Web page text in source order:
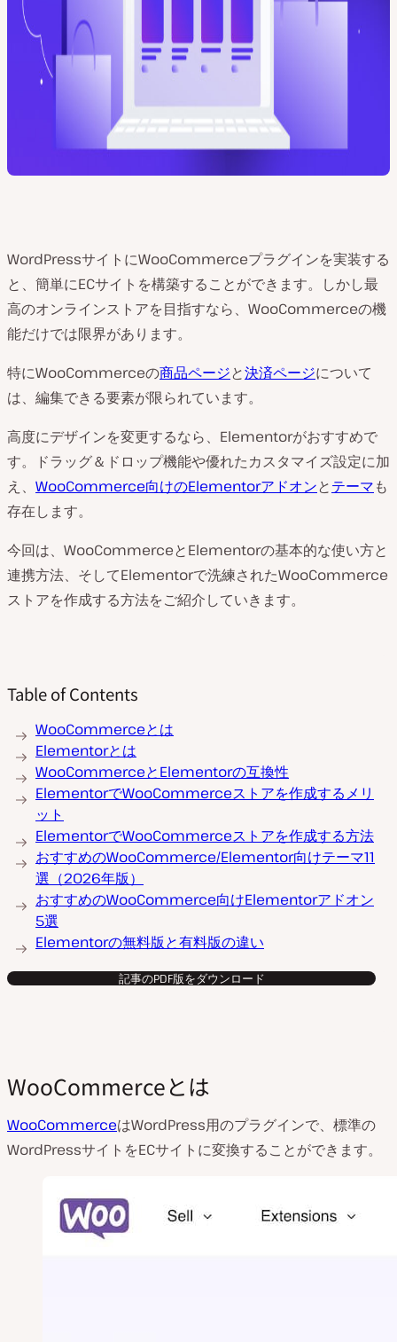
WordPressサイトにWooCommerceプラグインを実装する
と、簡単にECサイトを構築することができます。しかし最
高のオンラインストアを目指すなら、WooCommerceの機
能だけでは限界があります。
特にWooCommerceの商品ページと決済ページについて
は、編集できる要素が限られています。
高度にデザインを変更するなら、Elementorがおすすめで
す。ドラッグ＆ドロップ機能や優れたカスタマイズ設定に加
え、 WooCommerce向けのElementorアドオンとテーマも
存在します。
今回は、WooCommerceとElementorの基本的な使い方と
連携方法、そしてElementorで洗練されたWooCommerce
ストアを作成する方法をご紹介していきます。
Table of Contents
WooCommerceとは
Elementorとは
WooCommerceとElementorの互換性
ElementorでWooCommerceストアを作成するメリ
ット
ElementorでWooCommerceストアを作成する方法
おすすめのWooCommerce/Elementor向けテーマ11
選（2026年版）
おすすめのWooCommerce向けElementorアドオン
5選
Elementorの無料版と有料版の違い
記事のPDF版をダウンロード
WooCommerceとは
WooCommerceはWordPress用のプラグインで、標準の
WordPressサイトをECサイトに変換することができます。